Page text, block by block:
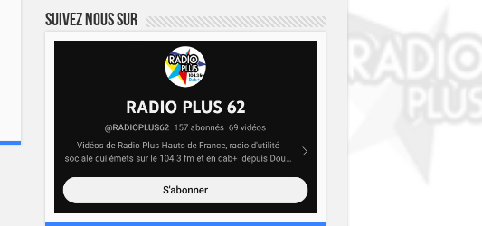
Suivez nous sur